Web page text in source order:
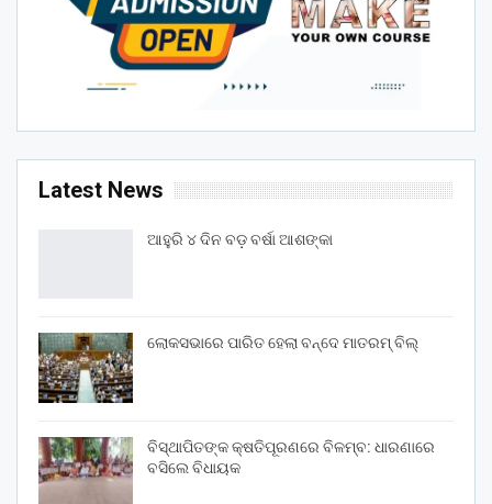
Latest News
ଆହୁରି ୪ ଦିନ ବଡ଼ ବର୍ଷା ଆଶଙ୍କା
ଲୋକସଭାରେ ପାରିତ ହେଲା ବନ୍ଦେ ମାତରମ୍‌ ବିଲ୍‌
ବିସ୍ଥାପିତଙ୍କ କ୍ଷତିପୂରଣରେ ବିଳମ୍ବ: ଧାରଣାରେ
ବସିଲେ ବିଧାୟକ